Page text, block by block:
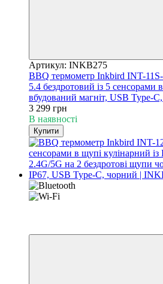
Артикул: INKB275
BBQ термометр Inkbird INT-
5.4 бездротовий із 5 сенсорами
вбудований магніт, USB Type-
3 299 грн
В наявності
Купити